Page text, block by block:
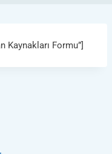
Kaynakları Formu”]